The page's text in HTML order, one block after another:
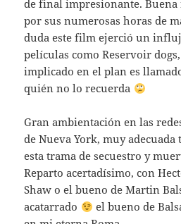
de final impresionante.
por sus numerosas horas de
duda este film ejerció un
películas como Reservoir
implicado en el plan es
quién no lo recuerda
Gran ambientación en las
de Nueva York, muy
esta trama de secuestro y
Reparto acertadísimo, con
Shaw o el bueno de Martin
acatarrado
el bueno de